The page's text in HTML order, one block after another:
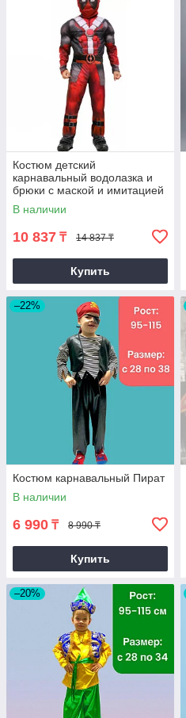
Костюм детский
карнавальный водолазка и
брюки с маской и имитацией
мускулов для мальчиков
Дэдпул Deadpool
В наличии
10 837 ₸ 14 837 ₸
Купить
–22%
Костюм карнавальный Пират
В наличии
6 990 ₸ 8 990 ₸
Купить
–20%